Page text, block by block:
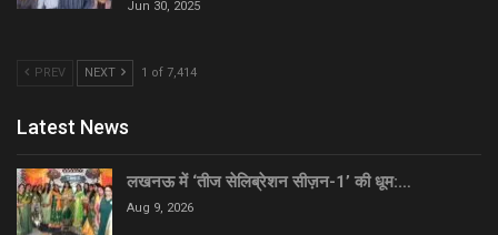
Jun 30, 2025
PREV NEXT 1 of 7,414
Latest News
लखनऊ में ‘तीज सेलिब्रेशन सीज़न-1’ की धूम:…
Aug 9, 2026